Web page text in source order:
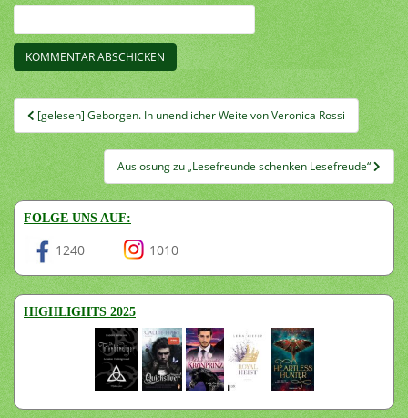
Beitragsnavigation
[gelesen] Geborgen. In unendlicher Weite von Veronica Rossi
Auslosung zu „Lesefreunde schenken Lesefreude“
FOLGE UNS AUF:
1240 1010
HIGHLIGHTS 2025